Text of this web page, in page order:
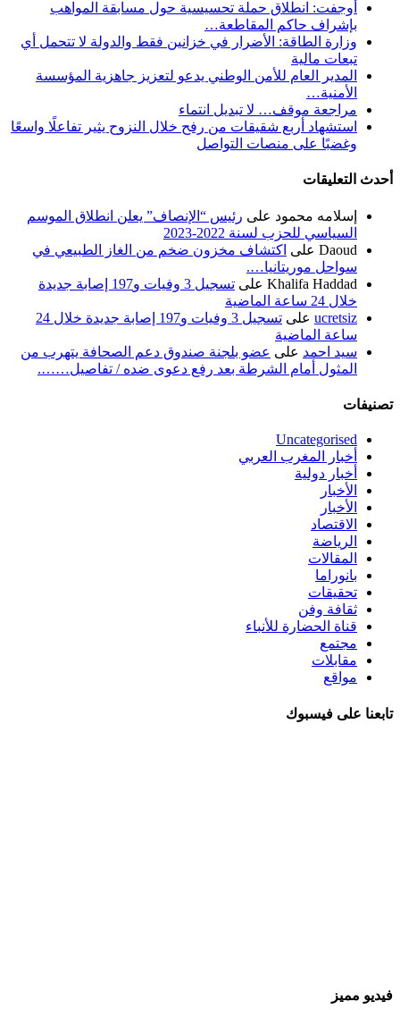
أوجفت: انطلاق حملة تحسيسية حول مسابقة المواهب
بإشراف حاكم المقاطعة…
وزارة الطاقة: الأضرار في خزانين فقط والدولة لا تتحمل أي
تبعات مالية
المدير العام للأمن الوطني يدعو لتعزيز جاهزية المؤسسة
الأمنية…
مراجعة موقف… لا تبديل انتماء
استشهاد أربع شقيقات من رفح خلال النزوح يثير تفاعلًا واسعًا
وغضبًا على منصات التواصل
أحدث التعليقات
إسلامه محمود على رئيس “الإنصاف” يعلن انطلاق الموسم
السياسي للحزب لسنة 2022-2023
Daoud على اكتشاف مخزون ضخم من الغاز الطبيعي في
سواحل موريتانيا….
Khalifa Haddad على
تسجيل 3 وفيات و197 إصابة جديدة
خلال 24 ساعة الماضية
ucretsiz على
تسجيل 3 وفيات و197 إصابة جديدة خلال 24
ساعة الماضية
سيد احمد على عضو بلجنة صندوق دعم الصحافة يتهرب من
المثول أمام الشرطة بعد رفع دعوى ضده / تفاصيل…….
تصنيفات
Uncategorised
أخبار المغرب العربي
أخبار دولية
الأخبار
الأخبار
الاقتصاد
الرياضة
المقالات
بانوراما
تحقيقات
ثقافة وفن
قناة الحضارة للأنباء
مجتمع
مقابلات
مواقع
تابعنا على فيسبوك
فيديو مميز